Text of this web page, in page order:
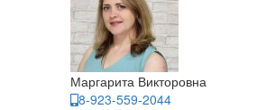
Маргарита Викторовна
8-923-559-2044